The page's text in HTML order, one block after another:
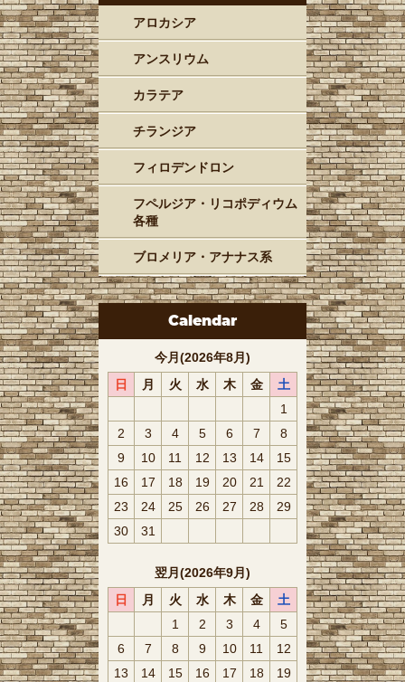
アロカシア
アンスリウム
カラテア
チランジア
フィロデンドロン
フペルジア・リコポディウム
各種
ブロメリア・アナナス系
Calendar
今月(2026年8月)
日
月 火 水 木 金
土
1
2
3 4 5 6 7
8
9
10 11 12 13 14
15
16
17 18 19 20 21
22
23
24 25 26 27 28
29
30
31
翌月(2026年9月)
日
月 火 水 木 金
土
1
2 3 4
5
6
7 8 9 10 11
12
13
14 15 16 17 18 19